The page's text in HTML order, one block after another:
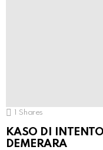
Shares
KASO DI
DEMERARA